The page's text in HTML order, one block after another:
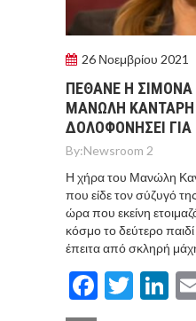
26 Νοεμβρίου 2021
ΠΕΘΑΝΕ Η ΣΙΜΟΝΑ
ΜΑΝΩΛΗ ΚΑΝΤΑΡΗ
ΔΟΛΟΦΟΝΗΣΕΙ
By:Newsroom 2
Η χήρα του Μανώλη
που είδε τον σύζυγό
ώρα που εκείνη
κόσμο το δεύτερο
έπειτα από σκληρή